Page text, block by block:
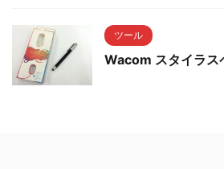
ツール
Wacom スタイラス